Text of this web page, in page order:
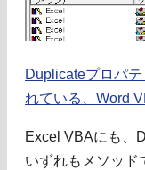
Duplicateプロパ
れている、Word
Excel VBAにも、
いずれもメソッド